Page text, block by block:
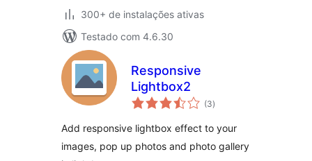
300+ de instalações ativas
Testado com 4.6.30
Responsive
Lightbox2
(3total
de
)
Add responsive lightbox effect to your
images, pop up photos and photo gallery